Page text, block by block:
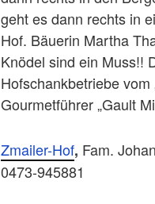
geht es dann rechts in
Hof. Bäuerin Martha
Knödel sind ein Muss!!
Hofschankbetriebe
Gourmetführer „Gault
Zmailer-Hof, Fam.
0473-945881